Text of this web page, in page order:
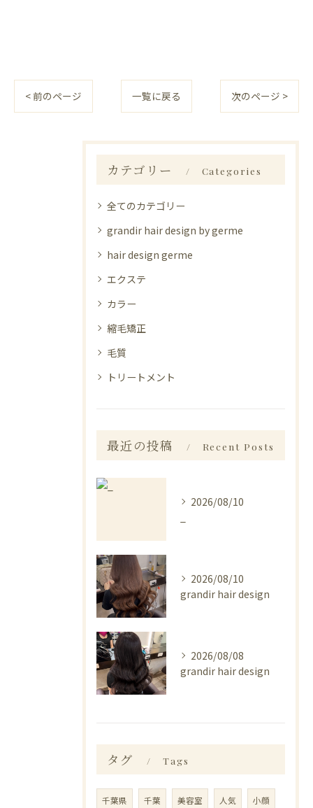
< 前のページ 一覧に戻る 次のページ >
カテゴリー Categories
全てのカテゴリー
grandir hair design by germe
hair design germe
エクステ
カラー
縮毛矯正
毛質
トリートメント
最近の投稿 Recent Posts
2026/08/10
2026/08/10
grandir hair design
2026/08/08
grandir hair design
タグ Tags
千葉県 千葉 美容室 人気 小顔